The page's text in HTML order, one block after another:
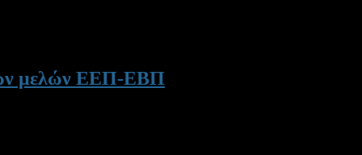
μελών ΕΕΠ-ΕΒΠ